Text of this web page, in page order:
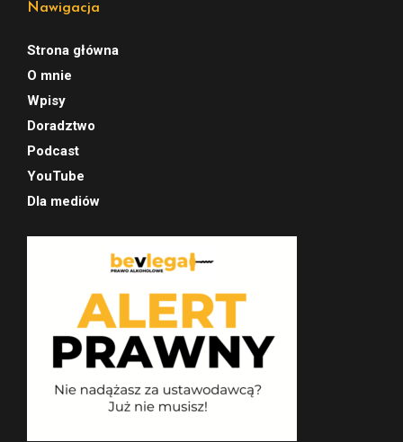
Nawigacja
Strona główna
O mnie
Wpisy
Doradztwo
Podcast
YouTube
Dla mediów